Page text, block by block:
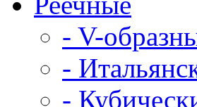
- V-
-
-